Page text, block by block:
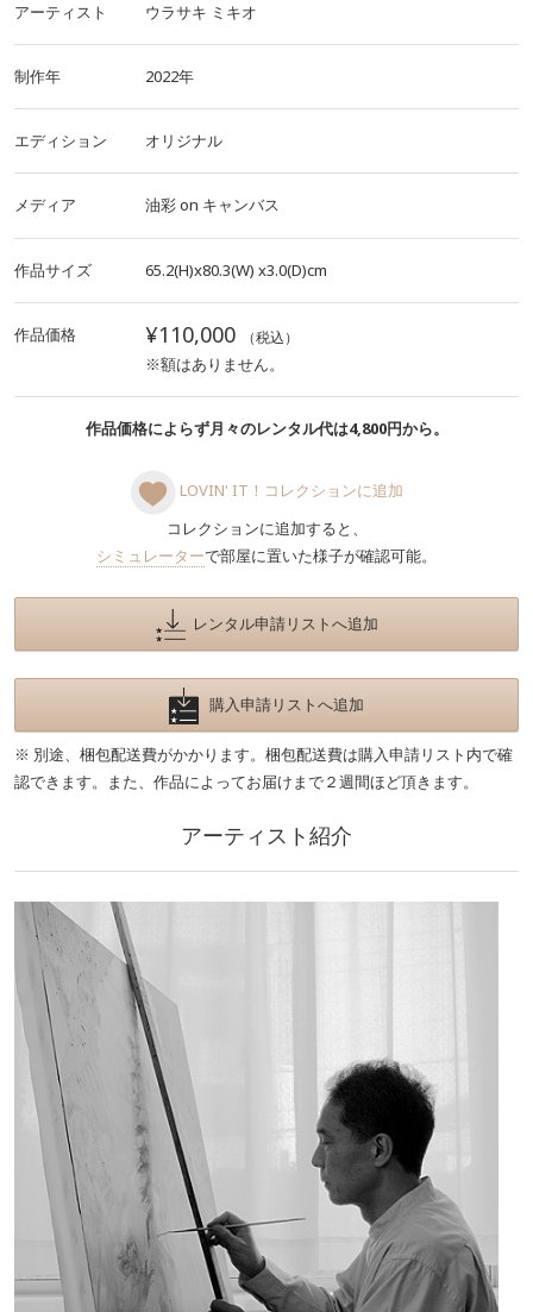
アーティスト ウラサキ ミキオ
制作年 2022年
エディション オリジナル
メディア 油彩on キャンバス
作品サイズ 65.2(H)x80.3(W) x3.0(D)cm
作品価格 ¥110,000 （税込）
※額はありません。
作品価格によらず月々のレンタル代は4,800円から。
LOVIN' IT！コレクションに追加
コレクションに追加すると、
シミュレーターで部屋に置いた様子が確認可能。
レンタル申請リストへ追加
購入申請リストへ追加
※ 別途、梱包配送費がかかります。梱包配送費は購入申請リスト内で確
認できます。また、作品によってお届けまで２週間ほど頂きます。
アーティスト紹介